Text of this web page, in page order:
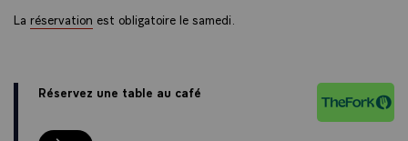
La réservation est obligatoire le samedi.
Réservez une table au café